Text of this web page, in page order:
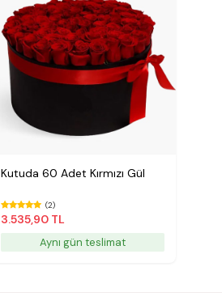
Kutuda 60 Adet Kırmızı Gül
(2)
3.535,90 TL
Aynı gün teslimat